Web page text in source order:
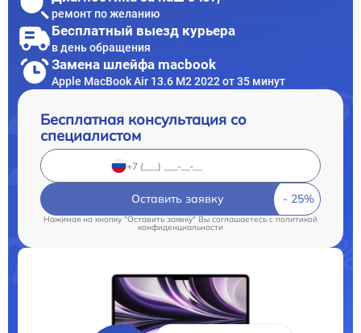
ремонт по желанию
Бесплатный выезд курьера
в день обращения
Замена шлейфа macbook
Apple MacBook Air 13.6 M2 2022 от 35 минут
Бесплатная консультация со
специалистом
Оставить заявку
Нажимая на кнопку "Оставить заявку" Вы соглашаетесь cполитикой
конфиденциальности